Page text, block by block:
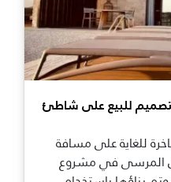
التصميم للبيع على شاطئ
للغاية على مسافة
المرسى في مشروع